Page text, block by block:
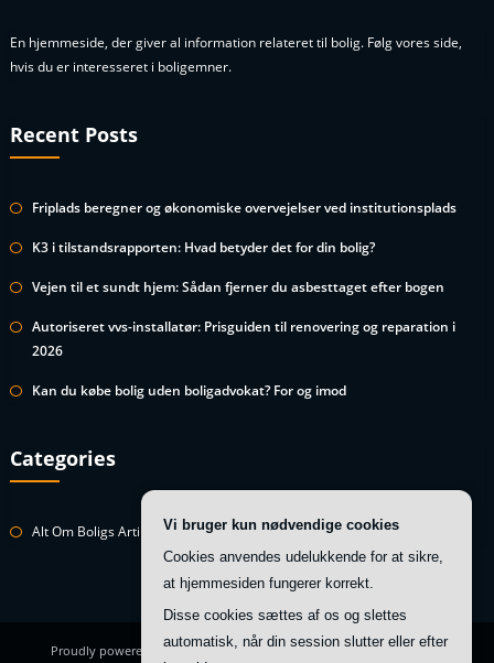
En hjemmeside, der giver al information relateret til bolig. Følg vores side,
hvis du er interesseret i boligemner.
Recent Posts
Friplads beregner og økonomiske overvejelser ved institutionsplads
K3 i tilstandsrapporten: Hvad betyder det for din bolig?
Vejen til et sundt hjem: Sådan fjerner du asbesttaget efter bogen
Autoriseret vvs-installatør: Prisguiden til renovering og reparation i
2026
Kan du købe bolig uden boligadvokat? For og imod
Categories
Alt Om Boligs Artikler
Proudly powered byWordPress| Theme: HoneyBeeby SpiceThemes
Vi bruger kun nødvendige cookies
Cookies anvendes udelukkende for at sikre,
at hjemmesiden fungerer korrekt.
Disse cookies sættes af os og slettes
automatisk, når din session slutter eller efter